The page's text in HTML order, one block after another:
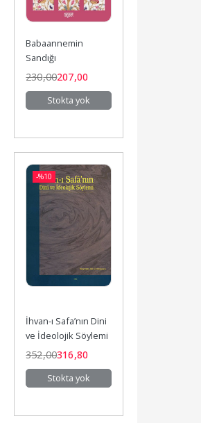
Babaannemin
Sandığı
230,00207,00
Stokta yok
-%10
İhvan-ı Safa’nın Dini
ve İdeolojik Söylemi
352,00316,80
Stokta yok